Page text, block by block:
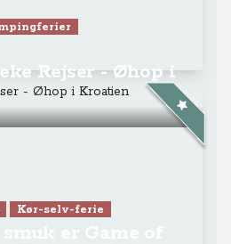
Rejser - Øhop i
Kør-selv-ferie